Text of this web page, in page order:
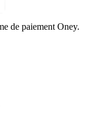
de paiement Oney.